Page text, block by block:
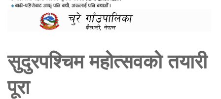
सुदुरपश्चिम महोत्सवको तयारी
पूरा